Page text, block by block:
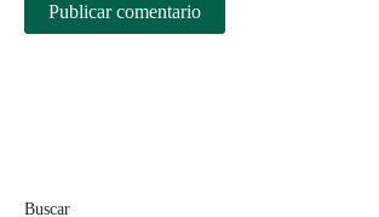
Buscar